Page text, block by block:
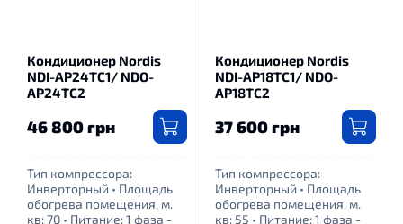
Кондиционер Nordis
NDI-AP24TC1/ NDO-
AP24TC2
46 800 грн
Тип компрессора:
Инверторный • Площадь
обогрева помещения, м.
кв: 70 • Питание: 1 фаза -
Кондиционер Nordis
NDI-AP18TC1/ NDO-
AP18TC2
37 600 грн
Тип компрессора:
Инверторный • Площадь
обогрева помещения, м.
кв: 55 • Питание: 1 фаза -